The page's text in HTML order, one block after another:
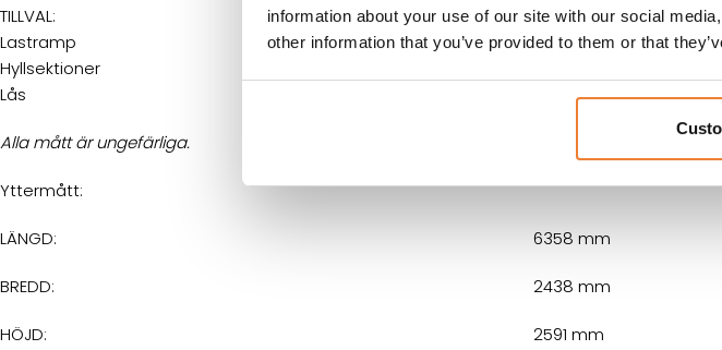
information about your use of our site with our social
other information that you’ve provided to them or that
TILLVAL:
Lastramp
Hyllsektioner
Lås
Alla mått är ungefärliga.
Yttermått:
LÄNGD: 6358 mm
BREDD: 2438 mm
HÖJD: 2591 mm